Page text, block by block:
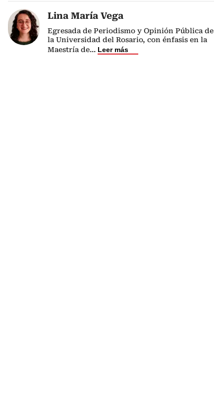
Lina María Vega
Egresada de Periodismo y Opinión Pública de
la Universidad del Rosario, con énfasis en la
Maestría de... Leer más